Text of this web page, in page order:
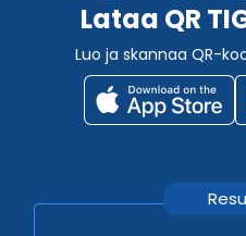
Lataa QR
Luo ja skannaa QR-